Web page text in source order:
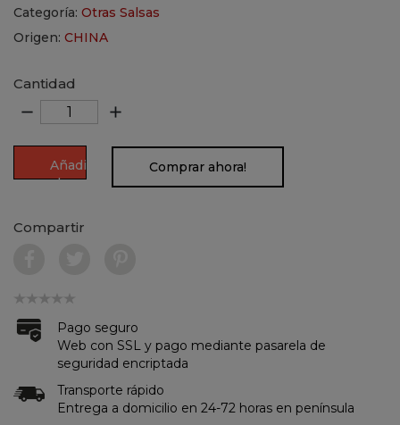
Categoría: Otras Salsas
Origen: CHINA
Cantidad
remove add
Añadir
al
Comprar ahora!
Compartir
Pago seguro
Web con SSL y pago mediante pasarela de
seguridad encriptada
Transporte rápido
Entrega a domicilio en 24-72 horas en península